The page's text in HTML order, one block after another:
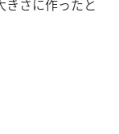
きさに作ったと